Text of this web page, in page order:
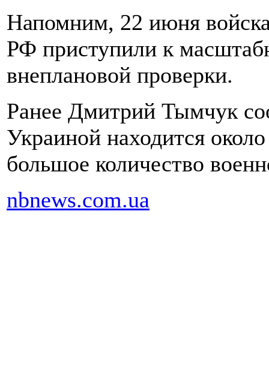
Напомним, 22 июня
РФ приступили к
внеплановой проверки.
Ранее Дмитрий Тымчук
Украиной находится
большое количество
nbnews.com.ua